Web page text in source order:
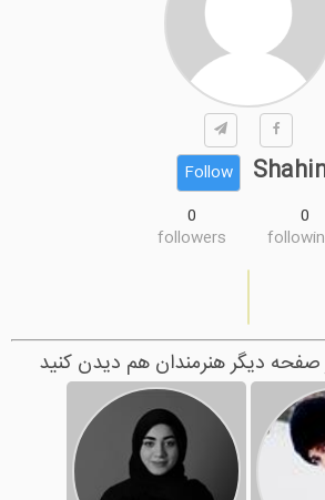
Follow
0
0
followers
دیگر هنرمندان هم دیدن کنید